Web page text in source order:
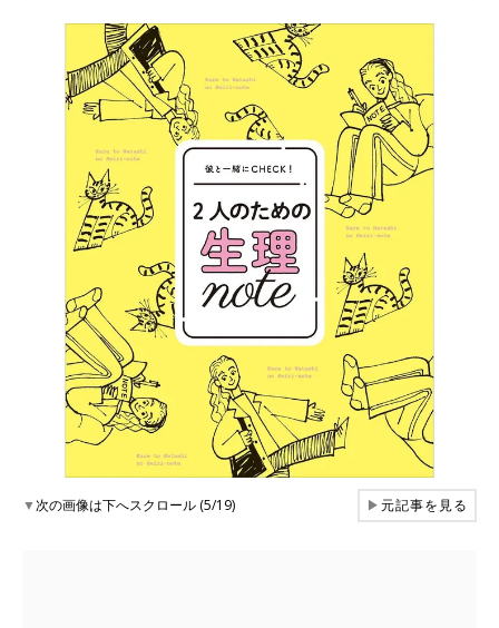
▼次の画像は下へスクロール (5/19) ▶元記事を見る